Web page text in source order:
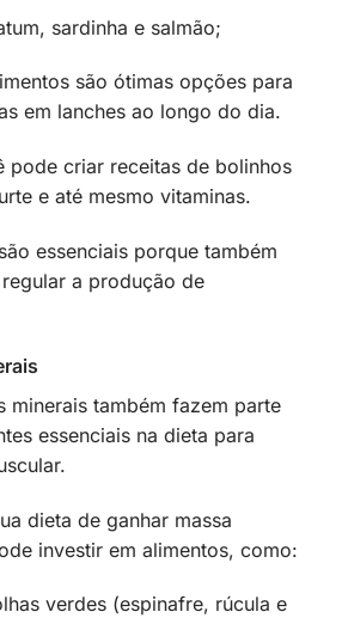
sardinha e salmão;
são ótimas opções para
em lanches ao longo do dia.
pode criar receitas de bolinhos
e até mesmo vitaminas.
essenciais porque também
a produção de
minerais também fazem parte
essenciais na dieta para
dieta de ganhar massa
investir em alimentos, como:
verdes (espinafre, rúcula e